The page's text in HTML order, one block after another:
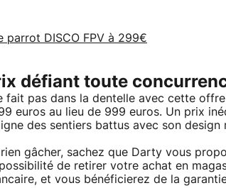
parrot DISCO FPV à 299€
défiant toute
fait pas dans la dentelle avec cette
euros au lieu de 999 euros. Un prix
des sentiers battus avec son design
rien gâcher, sachez que Darty vous
de retirer votre achat en
et vous bénéficierez de la